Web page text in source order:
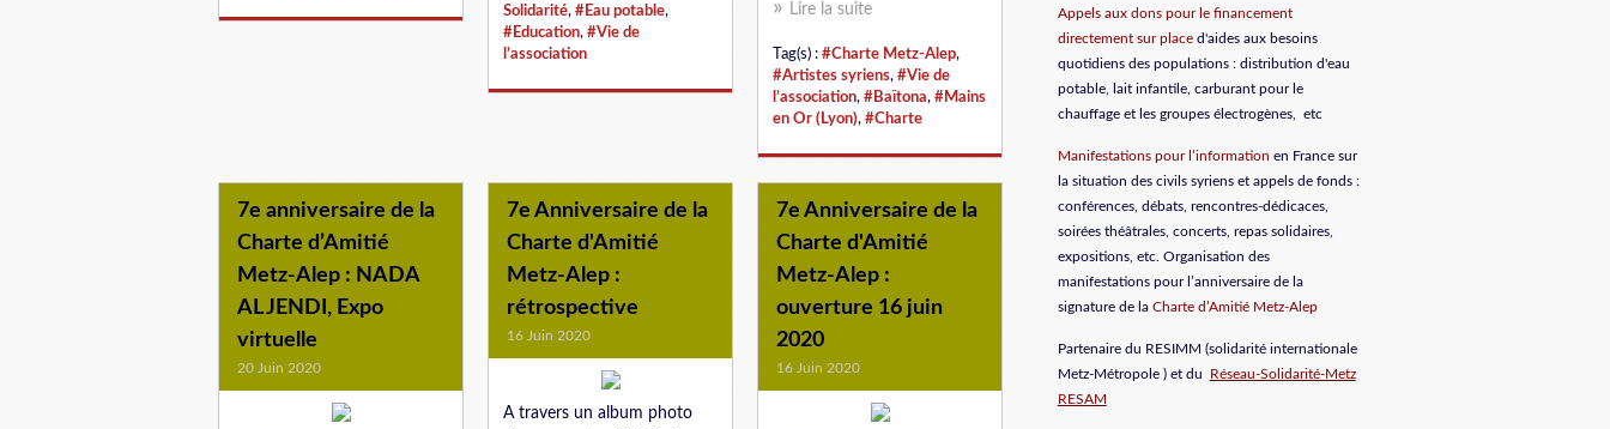
Solidarité, #Eau potable,
#Education, #Vie de
l’association
Lire la suite
Tag(s) : #Charte Metz-Alep,
#Artistes syriens, #Vie de
l’association, #Baïtona, #Mains
en Or (Lyon), #Charte
7e anniversaire de la
Charte d’Amitié
Metz-Alep : NADA
AL JENDI, Expo
virtuelle
20 Juin 2020
7e Anniversaire de la
Charte d'Amitié
Metz-Alep :
rétrospective
16 Juin 2020
A travers un album photo
7e Anniversaire de la
Charte d'Amitié
Metz-Alep :
ouverture 16 juin
2020
16 Juin 2020
Appels aux dons pour le financement
directement sur placed'aides aux besoins
quotidiens des populations : distribution d'eau
potable, lait infantile, carburant pour le
chauffage et les groupes électrogènes, etc
Manifestations pour l’information en France sur
la situation des civils syriens et appels de fonds :
conférences, débats, rencontres-dédicaces,
soirées théâtrales, concerts, repas solidaires,
expositions, etc. Organisation des
manifestations pour l’anniversaire de la
signature de la Charte d’Amitié Metz-Alep
Partenaire du RESIMM (solidarité internationale
Metz-Métropole ) et du
Réseau-Solidarité-Metz
RESAM